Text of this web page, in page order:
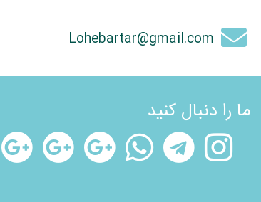
Lohebartar@gmail.com
ما را دنبال کنید